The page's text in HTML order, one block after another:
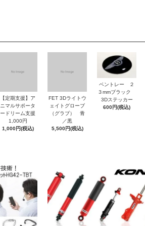
【定期支援】ア
ニマルサポータ
ードリーム支援
1,000円
1,000円(税込)
FET 3Dライトウ
ェイトグローブ
（グラブ） 青
／黒
5,500円(税込)
ベントレー ２
３mmブラック
3Dステッカー
600円(税込)